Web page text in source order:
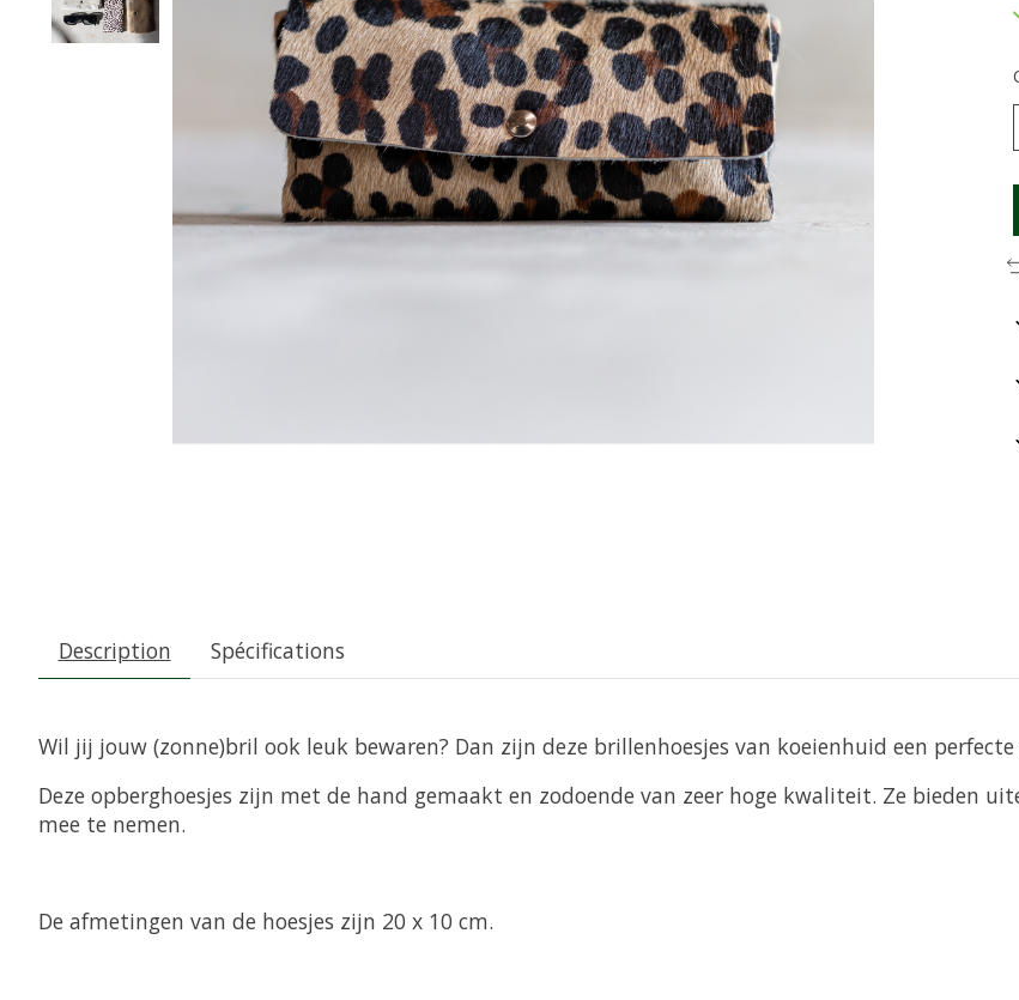
Description Spécifications
Wil jij jouw (zonne)bril ook leuk bewaren? Dan zijn deze brillenhoesjes van koeienhuid een
Deze opberghoesjes zijn met de hand gemaakt en zodoende van zeer hoge kwaliteit. Ze bieden
mee te nemen.
De afmetingen van de hoesjes zijn 20 x 10 cm.